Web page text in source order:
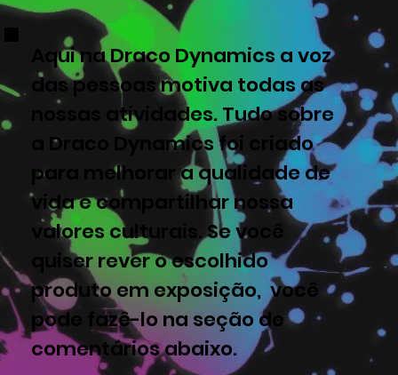
Aqui na Draco Dynamics a voz
das pessoas motiva todas as
nossas atividades. Tudo sobre
a Draco Dynamics foi criado
para melhorar a qualidade de
vida e compartilhar nossa
valores culturais. Se você
quiser rever o escolhido
produto em exposição, você
pode fazê-lo na seção de
comentários abaixo.